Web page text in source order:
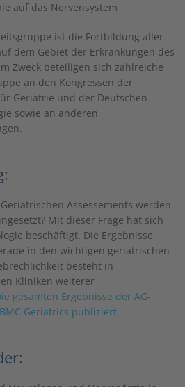
auf das Nervensystem
ist die Fortbildung aller
dem Gebiet der Erkrankungen des
Zweck beteiligen sich zahlreiche
an den Kongressen der
Geriatrie und der Deutschen
sowie an anderen
Assessements werden
Mit dieser Frage hat sich
beschäftigt. Die Ergebnisse
in den wichtigen geriatrischen
besteht in
Kliniken weiterer
gesamten Ergebnisse der AG-
Geriatrics publiziert.